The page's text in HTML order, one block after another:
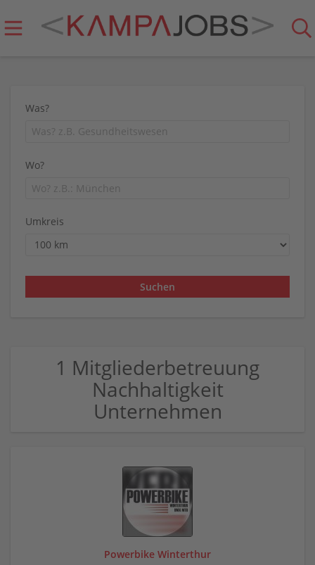
Was?
Wo?
Umkreis
1 Mitgliederbetreuung
Nachhaltigkeit
Unternehmen
Powerbike Winterthur